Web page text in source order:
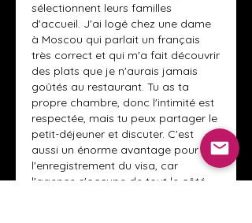
sélectionnent leurs familles
d'accueil. J'ai logé chez une dame
à Moscou qui parlait un français
très correct et qui m'a fait découvrir
des plats que je n'aurais jamais
goûtés au restaurant. Tu as ta
propre chambre, donc l'intimité est
respectée, mais tu peux partager le
petit-déjeuner et discuter. C'est
aussi un énorme avantage pour
l'enregistrement du visa, car
l'agence s'occupe de tout le côté